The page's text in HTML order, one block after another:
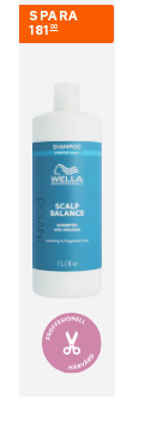
SPARA
181 00